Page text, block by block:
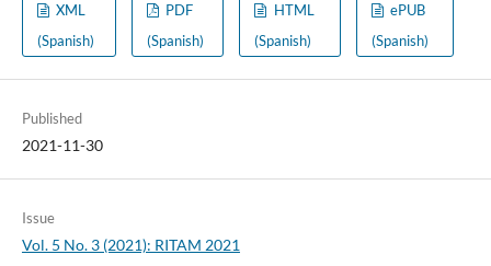
XML
(Spanish)
PDF
(Spanish)
HTML
(Spanish)
ePUB
(Spanish)
Published
2021-11-30
Issue
Vol. 5 No. 3 (2021): RITAM 2021